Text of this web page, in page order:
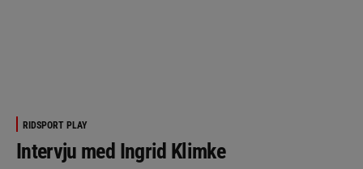
RIDSPORT PLAY
Intervju med Ingrid Klimke